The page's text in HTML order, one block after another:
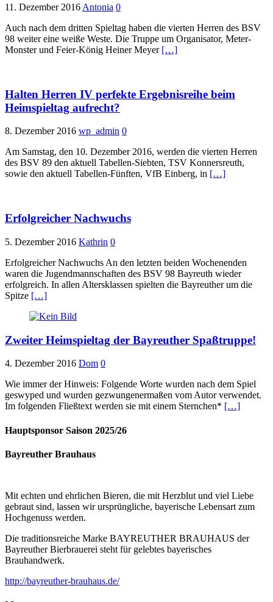
11. Dezember 2016 Antonia 0
Auch nach dem dritten Spieltag haben die vierten Herren des BSV
98 weiter eine weiße Weste. Die Truppe um Organisator, Meter-
Monster und Feier-König Heiner Meyer […]
Halten Herren IV perfekte Ergebnisreihe beim
Heimspieltag aufrecht?
8. Dezember 2016 wp_admin 0
Am Samstag, den 10. Dezember 2016, werden die vierten Herren
des BSV 89 den aktuell Tabellen-Siebten, TSV Konnersreuth,
sowie den aktuell Tabellen-Fünften, VfB Einberg, in […]
Erfolgreicher Nachwuchs
5. Dezember 2016 Kathrin 0
Erfolgreicher Nachwuchs An den letzten beiden Wochenenden
waren die Jugendmannschaften des BSV 98 Bayreuth wieder
erfolgreich. In allen Altersklassen spielten die Bayreuther um die
Spitze […]
Zweiter Heimspieltag der Bayreuther Spaßtruppe!
4. Dezember 2016 Dom 0
Wie immer der Hinweis: Folgende Worte wurden nach dem Spiel
geswyped und wurden gezwungenermaßen vom Autor verwendet.
Im folgenden Fließtext werden sie mit einem Sternchen* […]
Hauptsponsor Saison 2025/26
Bayreuther Brauhaus
Mit echten und ehrlichen Bieren, die mit Herzblut und viel Liebe
gebraut sind, lassen wir ursprüngliche, bayerische Lebensart zum
Hochgenuss werden.
Die traditionsreiche Marke BAYREUTHER BRAUHAUS der
Bayreuther Bierbrauerei steht für gelebtes bayerisches
Brauhandwerk.
http://bayreuther-brauhaus.de/